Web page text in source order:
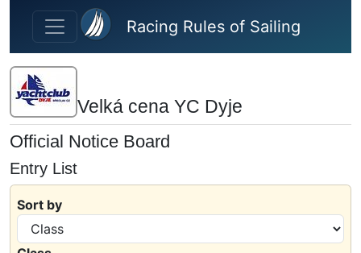
Skip to main content
Racing Rules of Sailing
Velká cena YC Dyje
Official Notice Board
Entry List
Sort by